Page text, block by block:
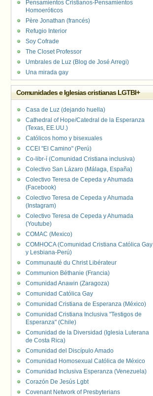
Pensamientos Cristianos-Pensamientos
Homoeróticos
Père Jonathan (francés)
Refugio Interior
Soy Cofrade
The Closet Professor
Umbrales de Luz (Blog de José Arregi)
Una mirada gay
Comunidades e Iglesias cristianas LGTBI+
Casa de Luz (dejando huella)
Cathedral of Hope/Catedral de la Esperanza
(Texas, EE.UU.)
Católicos homo y bisexuales
CCEI "El Camino" (Perú)
Co-libr-í (Comunidad Cristiana inclusiva)
Colectivo San Lázaro (Málaga, España)
Colectivo Teresa de Cepeda y Ahumada
(Facebook)
Colectivo Teresa de Cepeda y Ahumada
(Instagram)
Colectivo Teresa de Cepeda y Ahumada
(Youtube)
COMAC (Mexico)
COMHOCA (Comunidad Cristiana Católica Gay
y Lesbiana-Perú)
Communauté du Christ Libérateur
Communion Béthanie (Francia)
Comunidad Anawin (Zaragoza)
Comunidad Católica Gay
Comunidad Cristiana de Esperanza (México)
Comunidad Cristiana Inclusiva "Testigos de
Esperanza" (Chile)
Comunidad de la Diversidad (Iglesia Luterana
de Costa Rica)
Comunidad del Discípulo Amado
Comunidad Homosexual Católica de México
Comunidad Inclusiva Esperanza (Venezuela)
Corazón De Jesús Lgbt
Covenant Network of Presbyterians